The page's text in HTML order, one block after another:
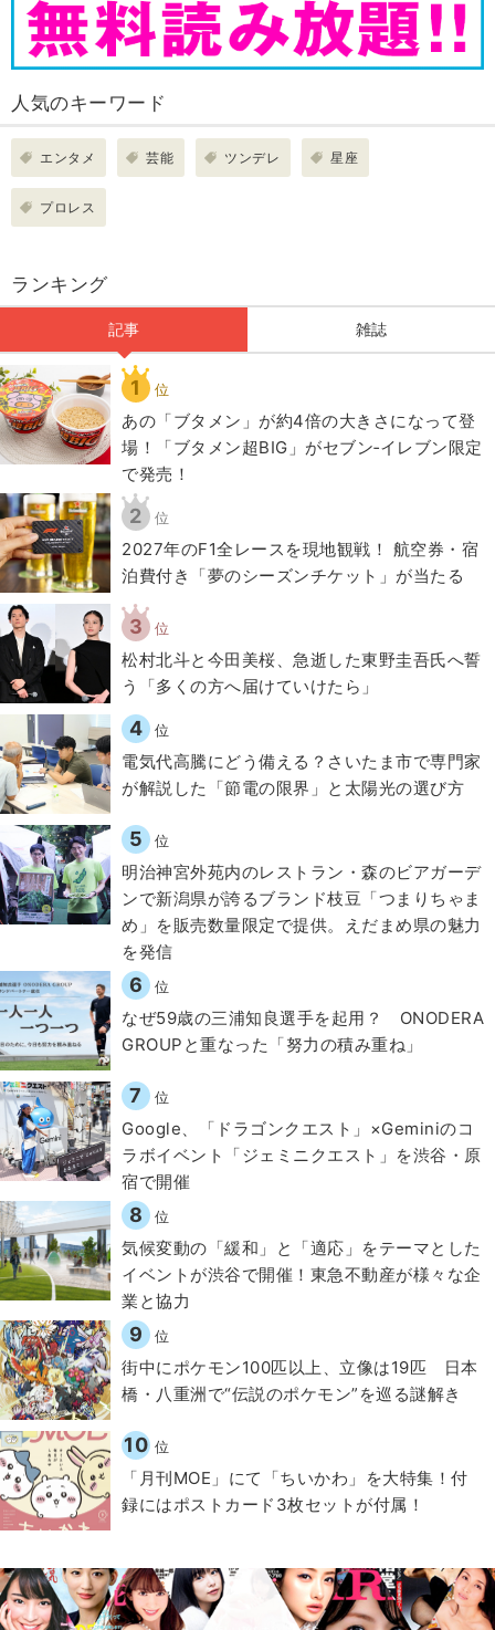
人気のキーワード
エンタメ 芸能 ツンデレ 星座
プロレス
ランキング
記事 雑誌
1 位
あの「ブタメン」が約4倍の大きさになって登
場！「ブタメン超BIG」がセブン‐イレブン限定
で発売！
2 位
2027年のF1全レースを現地観戦！ 航空券・宿
泊費付き「夢のシーズンチケット」が当たる
3 位
松村北斗と今田美桜、急逝した東野圭吾氏へ誓
う「多くの方へ届けていけたら」
4 位
電気代高騰にどう備える？さいたま市で専門家
が解説した「節電の限界」と太陽光の選び方
5 位
明治神宮外苑内のレストラン・森のビアガーデ
ンで新潟県が誇るブランド枝豆「つまりちゃま
め」を販売数量限定で提供。えだまめ県の魅力
を発信
6 位
なぜ59歳の三浦知良選手を起用？ ONODERA
GROUPと重なった「努力の積み重ね」
7 位
Google、「ドラゴンクエスト」×Geminiのコ
ラボイベント「ジェミニクエスト」を渋谷・原
宿で開催
8 位
気候変動の「緩和」と「適応」をテーマとした
イベントが渋谷で開催！東急不動産が様々な企
業と協力
9 位
街中にポケモン100匹以上、立像は19匹 日本
橋・八重洲で“伝説のポケモン”を巡る謎解き
10 位
「月刊MOE」にて「ちいかわ」を大特集！付
録にはポストカード3枚セットが付属！